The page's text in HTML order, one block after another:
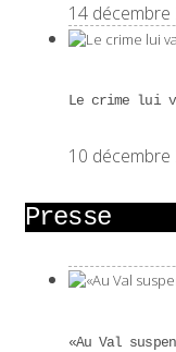
14 décembre
Le crime lui
10 décembre
Presse
«Au Val